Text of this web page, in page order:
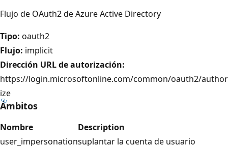
Flujo de OAuth2 de Azure Active Directory
Tipo: oauth2
Flujo: implicit
Dirección URL de autorización:
https://login.microsoftonline.com/common/oauth2/author
ize
Ámbitos
Nombre
Description
user_impersonationsuplantar la cuenta de usuario